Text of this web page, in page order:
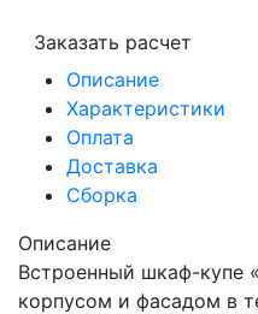
Заказать расчет
Описание
Характеристики
Оплата
Доставка
Сборка
Описание
Встроенный шкаф-купе
корпусом и фасадом в